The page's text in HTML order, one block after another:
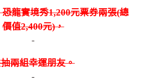
龍實境秀1,200元票券兩張(總
價值2,400元)，
兩組幸運朋友。